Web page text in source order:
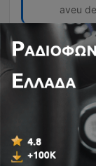
aveu
Επεισόδια
Affaire
311 - Affaire